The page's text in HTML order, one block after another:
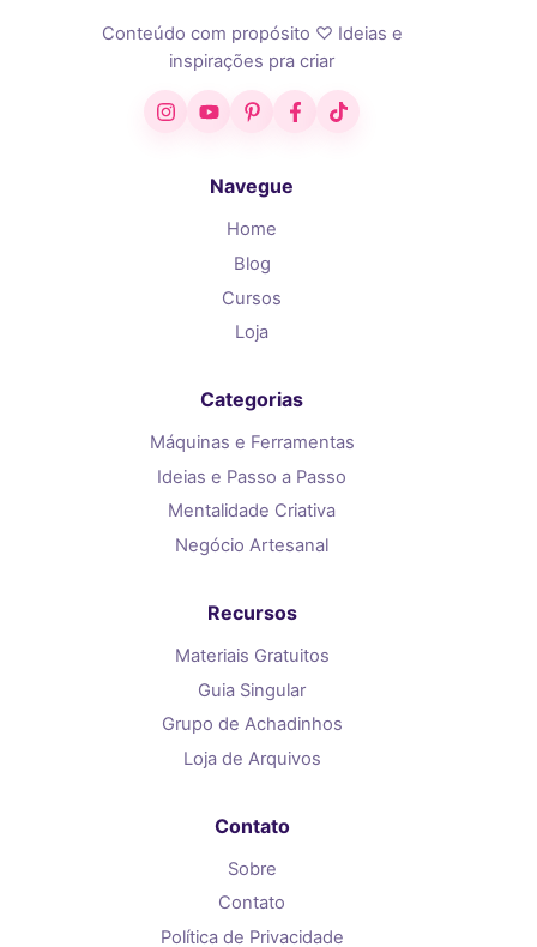
Conteúdo com propósito ♡ Ideias e
inspirações pra criar
InstagramYouTubePinterestFacebook
TikTok
Navegue
Home
Blog
Cursos
Loja
Categorias
Máquinas e Ferramentas
Ideias e Passo a Passo
Mentalidade Criativa
Negócio Artesanal
Recursos
Materiais Gratuitos
Guia Singular
Grupo de Achadinhos
Loja de Arquivos
Contato
Sobre
Contato
Política de Privacidade